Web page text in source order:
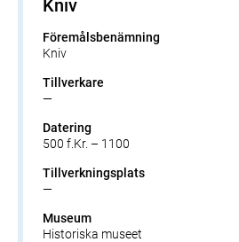
Kniv
Föremålsbenämning
Kniv
Tillverkare
—
Datering
500 f.Kr. – 1100
Tillverkningsplats
—
Museum
Historiska museet